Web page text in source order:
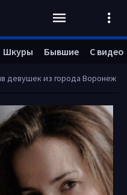
девушек из города Воронеж
Шкуры Бывшие С видео